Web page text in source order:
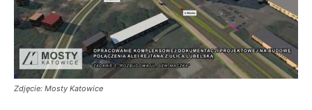
Zdjęcie: Mosty Katowice